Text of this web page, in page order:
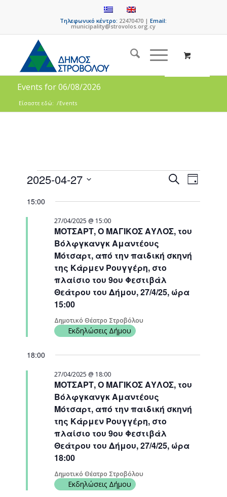
Τηλεφωνικό κέντρο: 22470470 |Email:
municipality@strovolos.org.cy
Events for 06/08/2026
Είσαστε εδώ: /Events
Events
Views
SearchEvent
Views
Day
2025-04-27
date.
15:00
ΜΟΤΣΑΡΤ, Ο ΜΑΓΙΚΟΣ ΑΥΛΟΣ, του
Βόλφγκανγκ Αμαντέους
Μότσαρτ, από την παιδική σκηνή
της Κάρμεν Ρουγγέρη, στο
πλαίσιο του 9ου Φεστιβάλ
Θεάτρου του Δήμου, 27/4/25, ώρα
15:00
27/04/2025 @ 15:00
Δημοτικό Θέατρο Στροβόλου
Εκδηλώσεις Δήμου
18:00
ΜΟΤΣΑΡΤ, Ο ΜΑΓΙΚΟΣ ΑΥΛΟΣ, του
Βόλφγκανγκ Αμαντέους
Μότσαρτ, από την παιδική σκηνή
της Κάρμεν Ρουγγέρη, στο
πλαίσιο του 9ου Φεστιβάλ
Θεάτρου του Δήμου, 27/4/25, ώρα
18:00
27/04/2025 @ 18:00
Δημοτικό Θέατρο Στροβόλου
Εκδηλώσεις Δήμου